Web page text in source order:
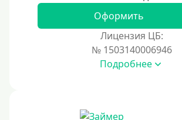
На погашение других займов
До зарплаты
Оформить
Лицензия ЦБ:
№ 1503140006946
Подробнее